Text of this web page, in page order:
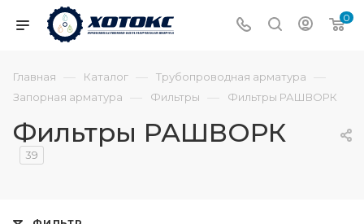
0
Главная — Каталог — Трубопроводная арматура —
Запорная арматура — Фильтры — Фильтры РАШВОРК
Фильтры РАШВОРК
39